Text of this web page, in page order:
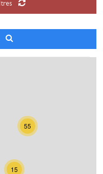
15
55